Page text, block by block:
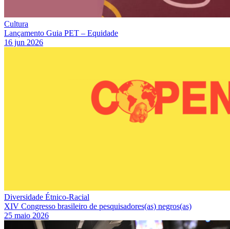
Cultura
Lançamento Guia PET – Equidade
16 jun 2026
Diversidade Étnico-Racial
XIV Congresso brasileiro de pesquisadores(as) negros(as)
25 maio 2026